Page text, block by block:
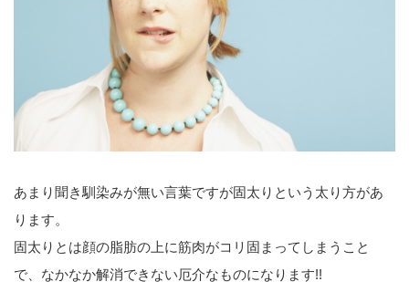
あまり聞き馴染みが無い言葉ですが固太りという太り方があ
ります。
固太りとは顔の脂肪の上に筋肉がコリ固まってしまうこと
で、なかなか解消できない厄介なものになります!!